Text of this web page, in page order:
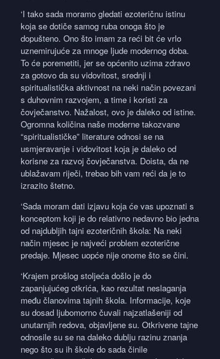
‘I tako sada moramo gledati ezoteričnu istinu
koja se dotiče samog ruba onoga što je
dopušteno. Ono što imam za reći bit će vrlo
uznemirujuće za mnoge ljude modernog doba.
To će poremetiti, jer se općenito uzima zdravo
za gotovo da su vidovitost, srednji i
spiritualistička aktivnost na neki način povezani
s duhovnim razvojem, a time i koristi za
čovječanstvo. Nažalost, ovo je daleko od istine.
Ogromna količina naše moderne takozvane
“spiritualističke” literature odnosi se na
usmjeravanje i vidovitost koja je daleko od
korisne za razvoj čovječanstva. Doista, da ne
ublažavam riječi, trebao bih vam reći da je to
izrazito štetno.
‘Sada moram dati izjavu koja će vas upoznati s
konceptom koji je do relativno nedavno bio jedna
od najdubljih tajni ezoteričnih škola: Na neki
način mjesec je najveći problem ezoterične
predaje. Mjesec uopće nije onome što se čini.
‘Krajem prošlog stoljeća došlo je do
zapanjujućeg otkrića, kao rezultat neslaganja
među članovima tajnih škola. Informacije, koje
su dosad ljubomorno čuvali najzatlašeniji od
unutarnjih redova, objavljene su. Otkrivene tajne
odnosile su se na daleko dublju razinu znanja
nego što su ih škole do sada činile